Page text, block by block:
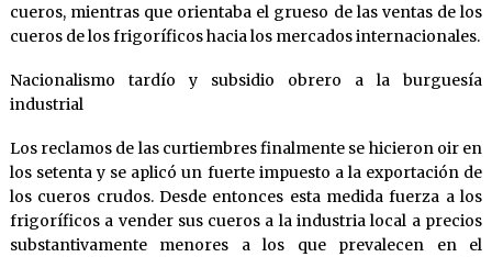
cueros, mientras que orientaba el grueso de las ventas de los
cueros de los frigoríficos hacia los mercados internacionales.
Nacionalismo tardío y subsidio obrero a la burguesía
industrial
Los reclamos de las curtiembres finalmente se hicieron oir en
los setenta y se aplicó un fuerte impuesto a la exportación de
los cueros crudos. Desde entonces esta medida fuerza a los
frigoríficos a vender sus cueros a la industria local a precios
substantivamente menores a los que prevalecen en el